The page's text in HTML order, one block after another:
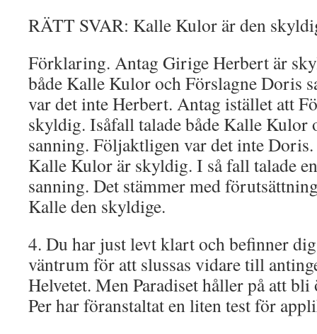
RÄTT SVAR: Kalle Kulor är den
Förklaring. Antag Girige Herbert är
både Kalle Kulor och Förslagne Doris
var det inte Herbert. Antag istället att
skyldig. Isåfall talade både Kalle Kulor
sanning. Följaktligen var det inte
Kalle Kulor är skyldig. I så fall talade
sanning. Det stämmer med
Kalle den skyldige.
4. Du har just levt klart och befinner
väntrum för att slussas vidare till
Helvetet. Men Paradiset håller på att bli
Per har föranstaltat en liten test för